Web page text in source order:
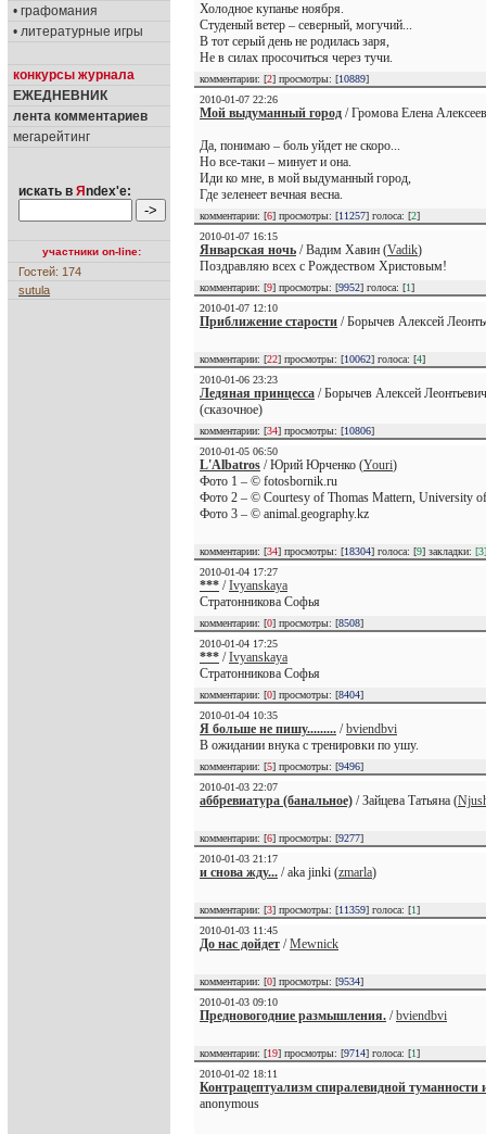
• графомания
• литературные игры
конкурсы журнала
ЕЖЕДНЕВНИК
лента комментариев
мегарейтинг
искать в Я ndex'е:
участники on-line:
Гостей: 174
sutula
Холодное купанье ноября.
Студеный ветер – северный, могучий...
В тот серый день не родилась заря,
Не в силах просочиться через тучи.
комментарии: [2] просмотры: [10889]
2010-01-07 22:26
Мой выдуманный город / Громова Елена
Да, понимаю – боль уйдет не скоро...
Но все-таки – минует и она.
Иди ко мне, в мой выдуманный город,
Где зеленеет вечная весна.
комментарии: [6] просмотры: [11257] голоса: [2]
2010-01-07 16:15
Январская ночь / Вадим Хавин (Vadik)
Поздравляю всех с Рождеством Христовым!
комментарии: [9] просмотры: [9952] голоса: [1]
2010-01-07 12:10
Приближение старости / Борычев Алексей
комментарии: [22] просмотры: [10062] голоса: [4]
2010-01-06 23:23
Ледяная принцесса / Борычев Алексей
(сказочное)
комментарии: [34] просмотры: [10806]
2010-01-05 06:50
L'Albatros / Юрий Юрченко (Youri)
Фото 1 – © fotosbornik.ru
Фото 2 – © Courtesy of Thomas Mattern, University
Фото 3 – © animal.geography.kz
комментарии: [34] просмотры: [18304] голоса: [9] закладки: [3]
2010-01-04 17:27
*** /Ivyanskaya
Стратонникова Софья
комментарии: [0] просмотры: [8508]
2010-01-04 17:25
*** /Ivyanskaya
Стратонникова Софья
комментарии: [0] просмотры: [8404]
2010-01-04 10:35
Я больше не пишу......... /bviendbvi
В ожидании внука с тренировки по ушу.
комментарии: [5] просмотры: [9496]
2010-01-03 22:07
аббревиатура (банальное) / Зайцева Татьяна (
комментарии: [6] просмотры: [9277]
2010-01-03 21:17
и снова жду... / аka jinki (zmarla)
комментарии: [3] просмотры: [11359] голоса: [1]
2010-01-03 11:45
До нас дойдет /Mewnick
комментарии: [0] просмотры: [9534]
2010-01-03 09:10
Предновогодние размышления. /bviendbvi
комментарии: [19] просмотры: [9714] голоса: [1]
2010-01-02 18:11
Контрацептуализм спиралевидной туманности
anonymous